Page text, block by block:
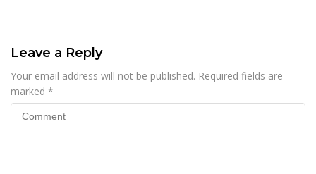
Leave a Reply
Your email address will not be published. Required fields are
marked *